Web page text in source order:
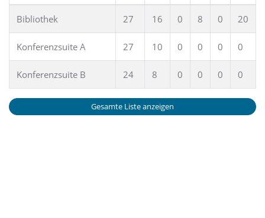
Bibliothek 27 16 0 8 0 20
Konferenzsuite A 27 10 0 0 0 0
Konferenzsuite B 24 8 0 0 0 0
Gesamte Liste anzeigen